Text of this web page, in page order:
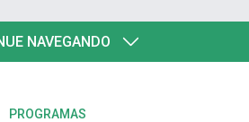
NAVEGANDO
PROGRAMAS